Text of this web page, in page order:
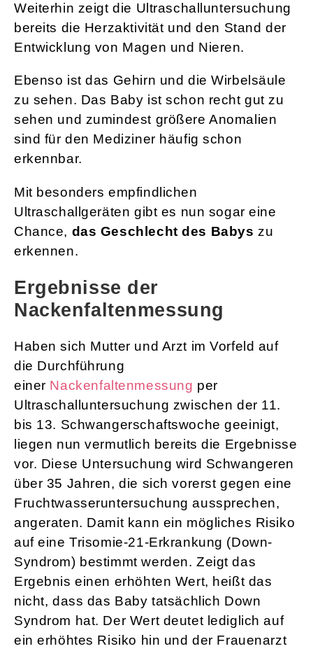
Weiterhin zeigt die Ultraschalluntersuchung
bereits die Herzaktivität und den Stand der
Entwicklung von Magen und Nieren.
Ebenso ist das Gehirn und die Wirbelsäule
zu sehen. Das Baby ist schon recht gut zu
sehen und zumindest größere Anomalien
sind für den Mediziner häufig schon
erkennbar.
Mit besonders empfindlichen
Ultraschallgeräten gibt es nun sogar eine
Chance, das Geschlecht des Babys zu
erkennen.
Ergebnisse der
Nackenfaltenmessung
Haben sich Mutter und Arzt im Vorfeld auf
die Durchführung
einer Nackenfaltenmessung per
Ultraschalluntersuchung zwischen der 11.
bis 13. Schwangerschaftswoche geeinigt,
liegen nun vermutlich bereits die Ergebnisse
vor. Diese Untersuchung wird Schwangeren
über 35 Jahren, die sich vorerst gegen eine
Fruchtwasseruntersuchung aussprechen,
angeraten. Damit kann ein mögliches Risiko
auf eine Trisomie-21-Erkrankung (Down-
Syndrom) bestimmt werden. Zeigt das
Ergebnis einen erhöhten Wert, heißt das
nicht, dass das Baby tatsächlich Down
Syndrom hat. Der Wert deutet lediglich auf
ein erhöhtes Risiko hin und der Frauenarzt